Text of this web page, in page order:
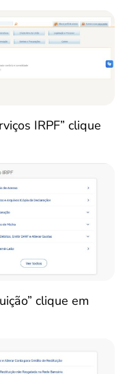
IRPF” clique
clique em